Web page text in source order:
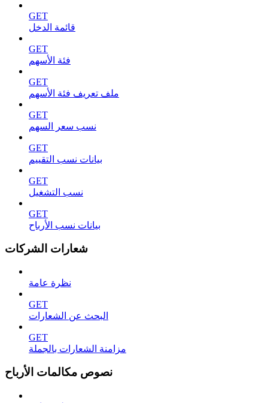
GET
قائمة الدخل
GET
فئة الأسهم
GET
ملف تعريف فئة الأسهم
GET
نسب سعر السهم
GET
بيانات نسب التقييم
GET
نسب التشغيل
GET
بيانات نسب الأرباح
شعارات الشركات
نظرة عامة
GET
البحث عن الشعارات
GET
مزامنة الشعارات بالجملة
نصوص مكالمات الأرباح